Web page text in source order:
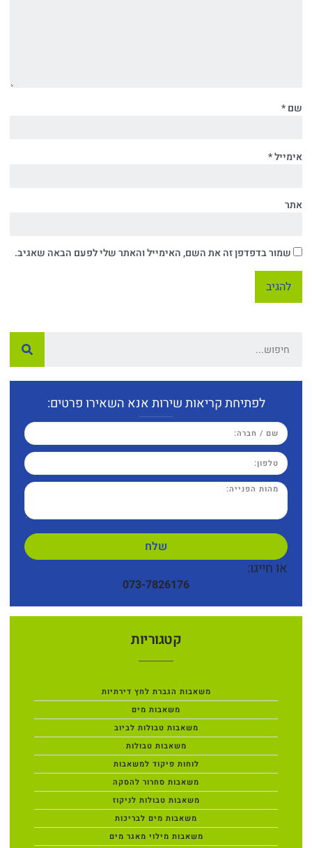
שם*
אימייל*
אתר
שמור בדפדפן זה את השם, האימייל והאתר שלי לפעם הבאה שאגיב.
לפתיחת קריאות שירות אנא השאירו פרטים:
שלח
או חייגו:
073-7826176
קטגוריות
משאבות הגברת לחץ דירתיות
משאבות מים
משאבות טבולות לביוב
משאבות טבולות
לוחות פיקוד למשאבות
משאבות סחרור להסקה
משאבות טבולות לניקוז
משאבות מים לבריכות
משאבות מילוי מאגר מים